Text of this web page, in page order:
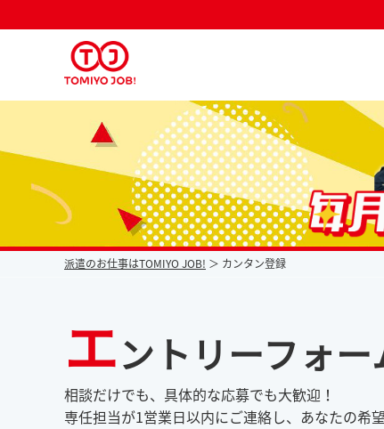
派遣なら毎月時給が上がるトミヨジョブ
派遣のお仕事はTOMIYO JOB! カンタン登録
エントリーフォー
相談だけでも、具体的な応募でも大歓迎！
専任担当が1営業日以内にご連絡し、あなたの希